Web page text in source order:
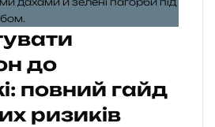
до
повний гайд
ризиків